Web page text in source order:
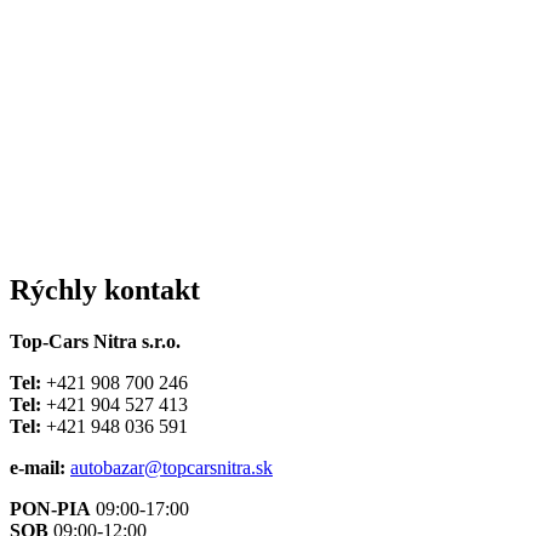
Rýchly kontakt
Top-Cars Nitra s.r.o.
Tel: +421 908 700 246
Tel: +421 904 527 413
Tel: +421 948 036 591
e-mail: autobazar@topcarsnitra.sk
PON-PIA 09:00-17:00
SOB 09:00-12:00